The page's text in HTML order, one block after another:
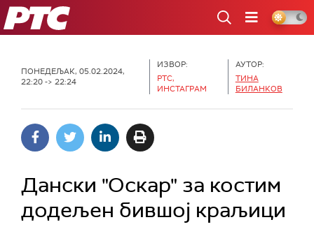
РТС
ПОНЕДЕЉАК, 05.02.2024,
22:20 -> 22:24
ИЗВОР:
РТС,
ИНСТАГРАМ
АУТОР:
ТИНА
БИЛАНКОВ
Дански "Оскар" за костим
додељен бившој краљици